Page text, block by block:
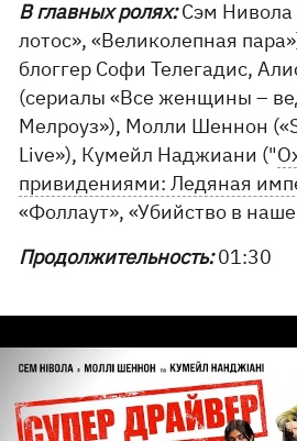
В главных ролях:Сэм Нивола
лотос», «Великолепная
блоггер Софи Телегадис,
(сериалы «Все женщины –
Мелроуз»), Молли Шеннон
Live»), Кумейл Наджиани ("
привидениями: Ледяная
«Фоллаут», «Убийство в
Продолжительность:01:30